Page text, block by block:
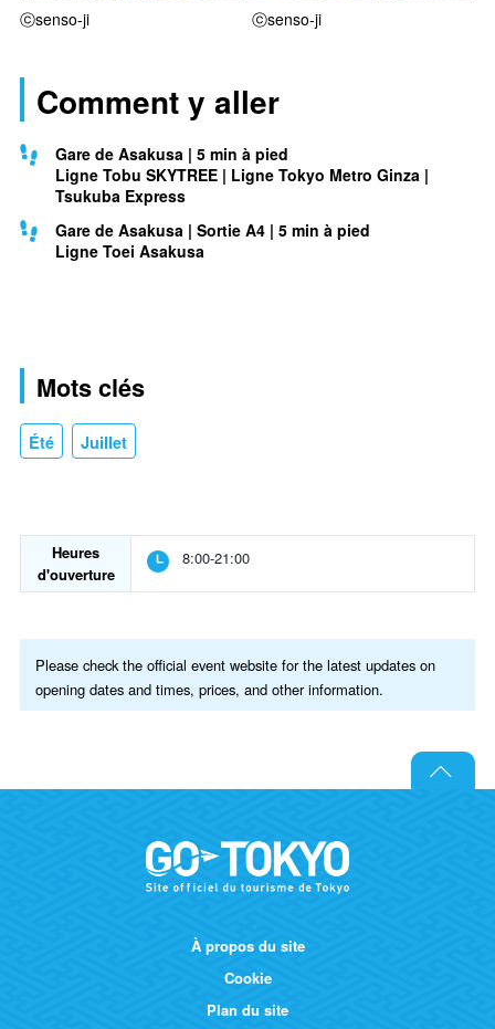
ⓒsenso-ji ⓒsenso-ji
Comment y aller
Gare de Asakusa | 5 min à pied
Ligne Tobu SKYTREE | Ligne Tokyo Metro Ginza |
Tsukuba Express
Gare de Asakusa | Sortie A4 | 5 min à pied
Ligne Toei Asakusa
Mots clés
Été Juillet
Heures
d'ouverture
8:00-21:00
Please check the official event website for the latest updates on
opening dates and times, prices, and other information.
À propos du site
Cookie
Plan du site